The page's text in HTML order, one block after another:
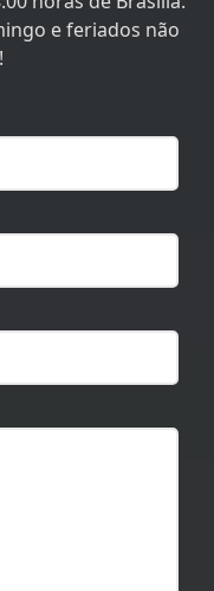
e feriados não